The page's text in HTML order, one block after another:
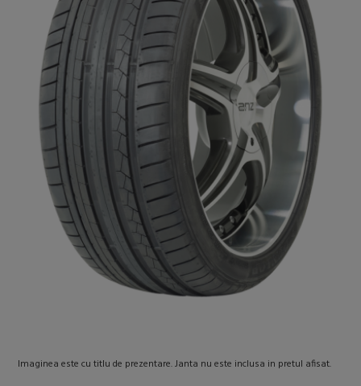
Imaginea este cu titlu de prezentare. Janta nu este inclusa in pretul afisat.